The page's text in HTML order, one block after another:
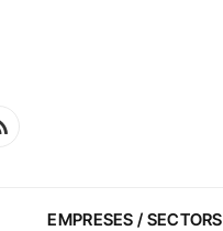
EMPRESES / SECTORS